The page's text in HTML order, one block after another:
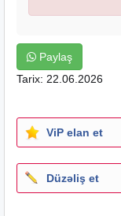
Paylaş
Tarix: 22.06.2026
ViP elan et
Düzəliş et